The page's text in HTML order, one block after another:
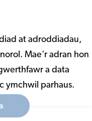
at adroddiadau,
Mae'r adran hon
a data
ymchwil parhaus.